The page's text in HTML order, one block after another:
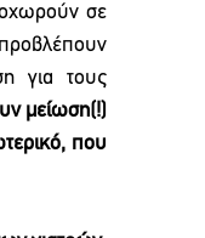
σε
για τους
μείωση(!)
που